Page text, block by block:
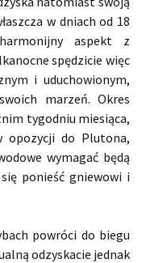
w dniach od 18
aspekt z
spędzicie więc
i uduchowionym,
marzeń. Okres
tygodniu miesiąca,
opozycji do Plutona,
wymagać będą
ponieść gniewowi i
powróci do biegu
odzyskacie jednak